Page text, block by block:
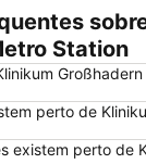
Station
perto de
existem perto de